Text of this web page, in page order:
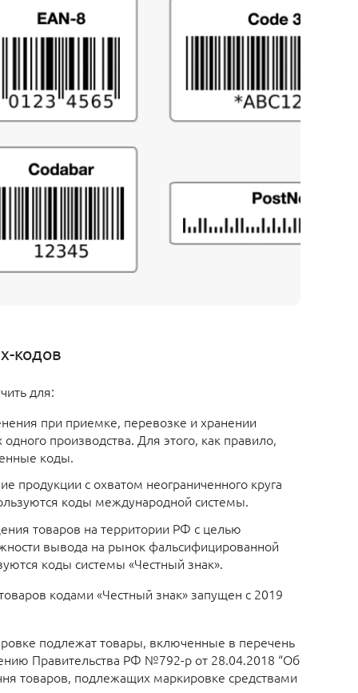
кодов
для:
при приемке, перевозке и хранении
производства. Для этого, как правило,
коды.
продукции с охватом неограниченного круга
коды международной системы.
товаров на территории РФ с целью
вывода на рынок фальсифицированной
коды системы «Честный знак».
кодами «Честный знак» запущен с 2019
подлежат товары, включенные в перечень
Правительства РФ №792-р от 28.04.2018 “Об
товаров, подлежащих маркировке средствами